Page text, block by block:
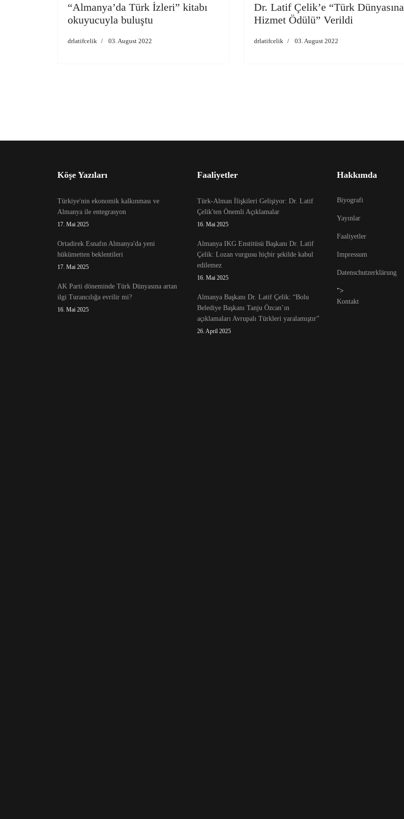
“Almanya’da Türk İzleri” kitabı
okuyucuyla buluştu
drlatifcelik 03. August 2022
Dr. Latif Çelik’e “Türk Dünyasına
Hizmet Ödülü” Verildi
drlatifcelik 03. August 2022
Köşe Yazıları
Türkiye'nin ekonomik kalkınması ve
Almanya ile entegrasyon
17. Mai 2025
Ortadirek Esnafın Almanya'da yeni
hükümetten beklentileri
17. Mai 2025
AK Parti döneminde Türk Dünyasına artan
ilgi Turancılığa evrilir mi?
16. Mai 2025
Faaliyetler
Türk-Alman İlişkileri Gelişiyor: Dr. Latif
Çelik'ten Önemli Açıklamalar
16. Mai 2025
Almanya IKG Enstitüsü Başkanı Dr. Latif
Çelik: Lozan vurgusu hiçbir şekilde kabul
edilemez
16. Mai 2025
Almanya Başkanı Dr. Latif Çelik: “Bolu
Belediye Başkanı Tanju Özcan’ın
açıklamaları Avrupalı Türkleri yaralamıştır”
26. April 2025
Hakkımda
Biyografi
Yayınlar
Faaliyetler
Impressum
Datenschutzerklärung
">
Kontakt